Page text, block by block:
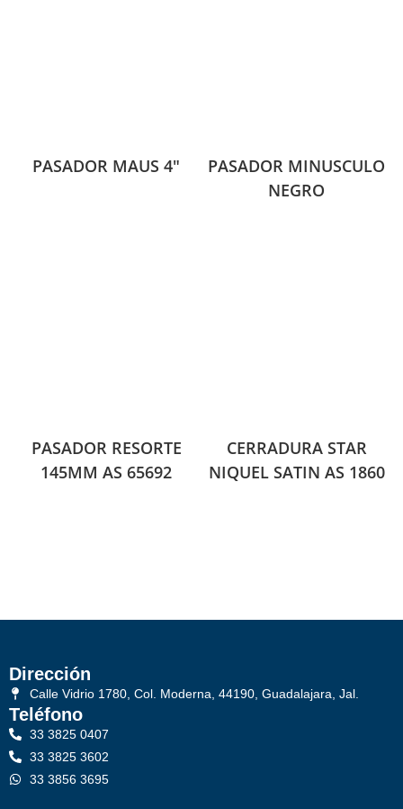
PASADOR MAUS 4″
PASADOR MINUSCULO
NEGRO
PASADOR RESORTE
145MM AS 65692
CERRADURA STAR
NIQUEL SATIN AS 1860
Dirección
Calle Vidrio 1780, Col. Moderna, 44190, Guadalajara, Jal.
Teléfono
33 3825 0407
33 3825 3602
33 3856 3695